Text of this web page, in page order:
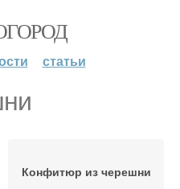
статьи
Конфитюр из черешни